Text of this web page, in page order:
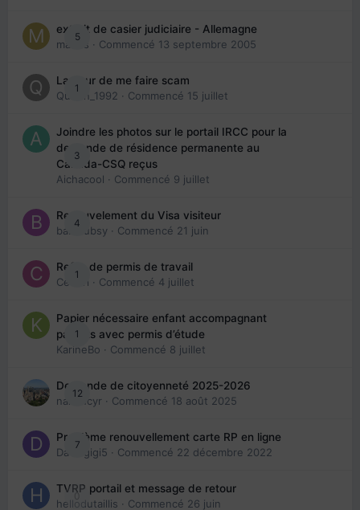
5
extrait de casier judiciaire - Allemagne
maries · Commencé 13 septembre 2005
1
La peur de me faire scam
Queen_1992 · Commencé 15 juillet
3
Joindre les photos sur le portail IRCC pour la
demande de résidence permanente au
Canada-CSQ reçus
Aichacool · Commencé 9 juillet
4
Renouvelement du Visa visiteur
babibubsy · Commencé 21 juin
1
Refus de permis de travail
Cedbri · Commencé 4 juillet
1
Papier nécessaire enfant accompagnant
parents avec permis d’étude
KarineBo · Commencé 8 juillet
12
Demande de citoyenneté 2025-2026
nanancyr · Commencé 18 août 2025
7
Problème renouvellement carte RP en ligne
Davidgigi5 · Commencé 22 décembre 2022
0
TVRP portail et message de retour
hellodutaillis · Commencé 26 juin